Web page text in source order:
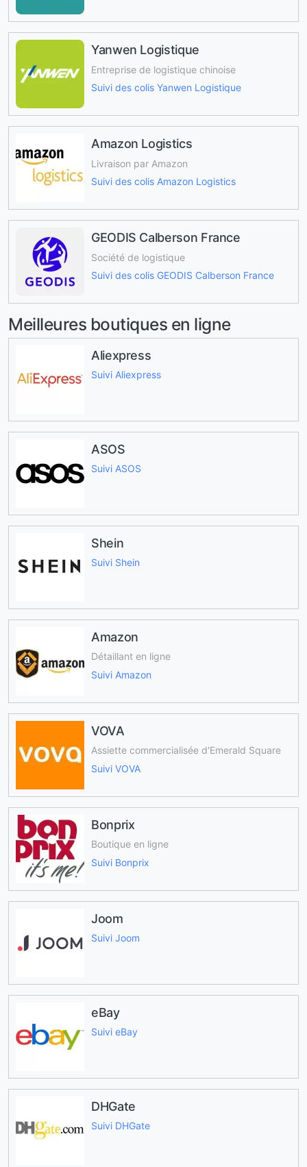
Yanwen Logistique
Entreprise de logistique chinoise
Suivi des colis Yanwen Logistique
Amazon Logistics
Livraison par Amazon
Suivi des colis Amazon Logistics
GEODIS Calberson France
Société de logistique
Suivi des colis GEODIS Calberson France
Meilleures boutiques en ligne
Aliexpress
Suivi Aliexpress
ASOS
Suivi ASOS
Shein
Suivi Shein
Amazon
Détaillant en ligne
Suivi Amazon
VOVA
Assiette commercialisée d'Emerald Square
Suivi VOVA
Bonprix
Boutique en ligne
Suivi Bonprix
Joom
Suivi Joom
eBay
Suivi eBay
DHGate
Suivi DHGate